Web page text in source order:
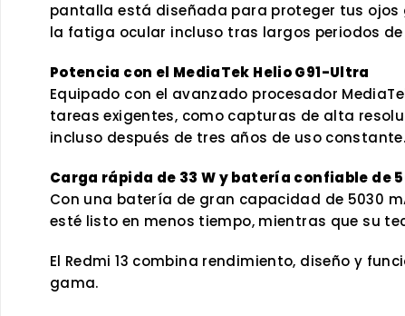
pantalla está diseñada para proteger tus ojos
la fatiga ocular incluso tras largos periodos de
Potencia con el MediaTek Helio G91-Ultra
Equipado con el avanzado procesador
tareas exigentes, como capturas de alta
incluso después de tres años de uso constante.
Carga rápida de 33 W y batería confiable de
Con una batería de gran capacidad de 5030
esté listo en menos tiempo, mientras que su
El Redmi 13 combina rendimiento, diseño y
gama.